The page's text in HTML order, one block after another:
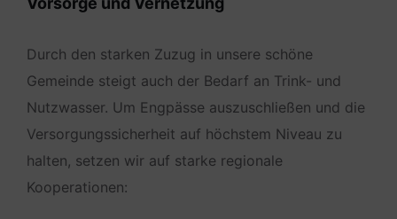
Durch den starken Zuzug in unsere schöne
Gemeinde steigt auch der Bedarf an Trink- und
Nutzwasser. Um Engpässe auszuschließen und die
Versorgungssicherheit auf höchstem Niveau zu
halten, setzen wir auf starke regionale
Kooperationen: